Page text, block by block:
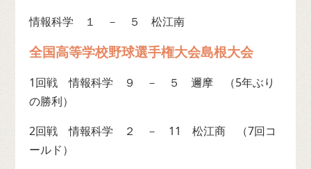
情報科学 １ － ５ 松江南
全国高等学校野球選手権大会島根大会
1回戦 情報科学 ９ － ５ 邇摩 （5年ぶり
の勝利）
2回戦 情報科学 ２ － 11 松江商 （7回コ
ールド）